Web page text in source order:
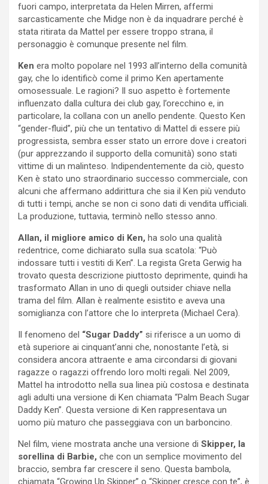
fuori campo, interpretata da Helen Mirren, affermi
sarcasticamente che Midge non è da inquadrare perché è
stata ritirata da Mattel per essere troppo strana, il
personaggio è comunque presente nel film.
Ken era molto popolare nel 1993 all’interno della comunità
gay, che lo identificò come il primo Ken apertamente
omosessuale. Le ragioni? Il suo aspetto è fortemente
influenzato dalla cultura dei club gay, l’orecchino e, in
particolare, la collana con un anello pendente. Questo Ken
“gender-fluid”, più che un tentativo di Mattel di essere più
progressista, sembra esser stato un errore dove i creatori
(pur apprezzando il supporto della comunità) sono stati
vittime di un malinteso. Indipendentemente da ciò, questo
Ken è stato uno straordinario successo commerciale, con
alcuni che affermano addirittura che sia il Ken più venduto
di tutti i tempi, anche se non ci sono dati di vendita ufficiali.
La produzione, tuttavia, terminò nello stesso anno.
Allan, il migliore amico di Ken, ha solo una qualità
redentrice, come dichiarato sulla sua scatola: “Può
indossare tutti i vestiti di Ken”. La regista Greta Gerwig ha
trovato questa descrizione piuttosto deprimente, quindi ha
trasformato Allan in uno di quegli outsider chiave nella
trama del film. Allan è realmente esistito e aveva una
somiglianza con l’attore che lo interpreta (Michael Cera).
Il fenomeno del “Sugar Daddy” si riferisce a un uomo di
età superiore ai cinquant’anni che, nonostante l’età, si
considera ancora attraente e ama circondarsi di giovani
ragazze o ragazzi offrendo loro molti regali. Nel 2009,
Mattel ha introdotto nella sua linea più costosa e destinata
agli adulti una versione di Ken chiamata “Palm Beach Sugar
Daddy Ken”. Questa versione di Ken rappresentava un
uomo più maturo che passeggiava con un barboncino.
Nel film, viene mostrata anche una versione di Skipper, la
sorellina di Barbie, che con un semplice movimento del
braccio, sembra far crescere il seno. Questa bambola,
chiamata “Growing Up Skipper” o “Skipper cresce con te”, è